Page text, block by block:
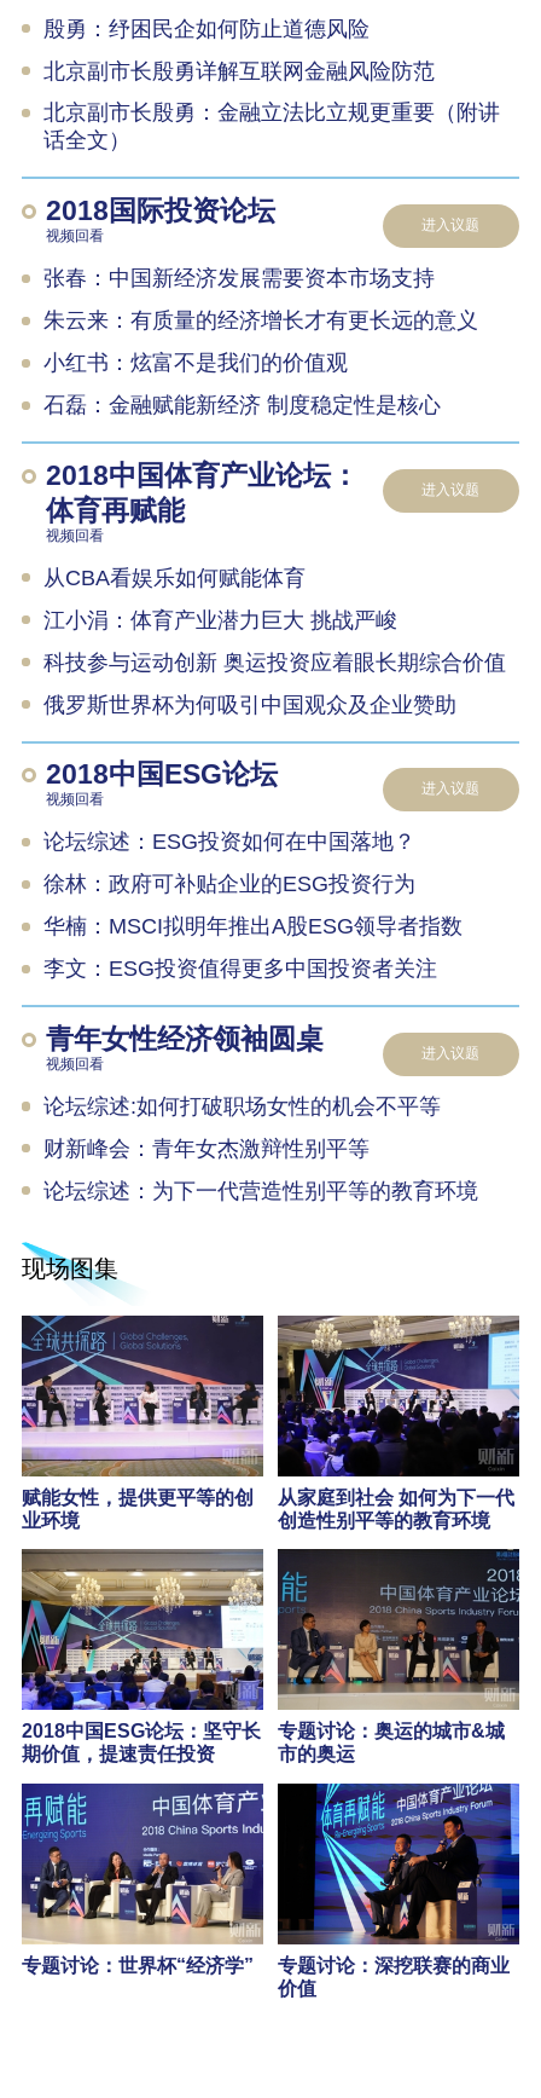
殷勇：纾困民企如何防止道德风险
北京副市长殷勇详解互联网金融风险防范
北京副市长殷勇：金融立法比立规更重要（附讲
话全文）
2018国际投资论坛
视频回看
进入议题
张春：中国新经济发展需要资本市场支持
朱云来：有质量的经济增长才有更长远的意义
小红书：炫富不是我们的价值观
石磊：金融赋能新经济 制度稳定性是核心
2018中国体育产业论坛：
体育再赋能
视频回看
进入议题
从CBA看娱乐如何赋能体育
江小涓：体育产业潜力巨大 挑战严峻
科技参与运动创新 奥运投资应着眼长期综合价值
俄罗斯世界杯为何吸引中国观众及企业赞助
2018中国ESG论坛
视频回看
进入议题
论坛综述：ESG投资如何在中国落地？
徐林：政府可补贴企业的ESG投资行为
华楠：MSCI拟明年推出A股ESG领导者指数
李文：ESG投资值得更多中国投资者关注
青年女性经济领袖圆桌
视频回看
进入议题
论坛综述:如何打破职场女性的机会不平等
财新峰会：青年女杰激辩性别平等
论坛综述：为下一代营造性别平等的教育环境
现场图集
赋能女性，提供更平等的创
业环境
从家庭到社会 如何为下一代
创造性别平等的教育环境
2018中国ESG论坛：坚守长
期价值，提速责任投资
专题讨论：奥运的城市&城
市的奥运
专题讨论：世界杯“经济学”
专题讨论：深挖联赛的商业
价值